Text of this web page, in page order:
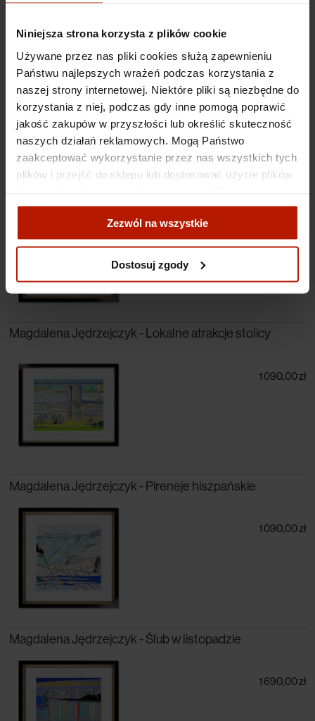
Niniejsza strona korzysta z plików cookie
Używane przez nas pliki cookies służą zapewnieniu
Państwu najlepszych wrażeń podczas korzystania z
naszej strony internetowej. Niektóre pliki są niezbędne do
korzystania z niej, podczas gdy inne pomogą poprawić
jakość zakupów w przyszłości lub określić skuteczność
naszych działań reklamowych. Mogą Państwo
zaakceptować wykorzystanie przez nas wszystkich tych
plików i przejść do sklepu lub dostosować użycie plików
zgody".
Więcej o plikach cookies przeczytasz w naszej Polityce
Zezwól na wszystkie
Dostosuj zgody
1 090,00 zł
Magdalena Jędrzejczyk - W poszukiwaniu głębszego
sensu w Oceanie Indyjskim
Magdalena Jędrzejczyk - Lokalne atrakcje stolicy
1 090,00 zł
Magdalena Jędrzejczyk - Pireneje hiszpańskie
1 090,00 zł
Magdalena Jędrzejczyk - Ślub w listopadzie
1 690,00 zł